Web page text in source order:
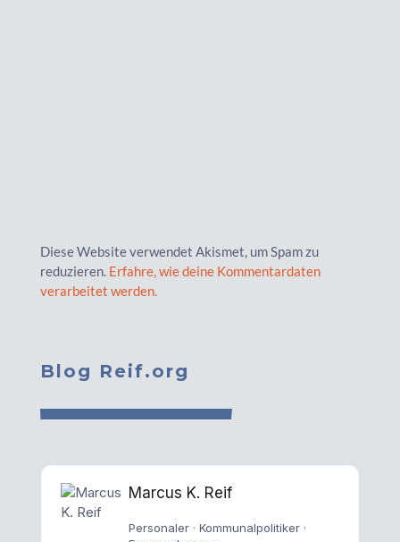
Diese Website verwendet Akismet, um Spam zu
reduzieren. Erfahre, wie deine Kommentardaten
verarbeitet werden.
Blog Reif.org
Marcus K. Reif
Personaler · Kommunalpolitiker ·